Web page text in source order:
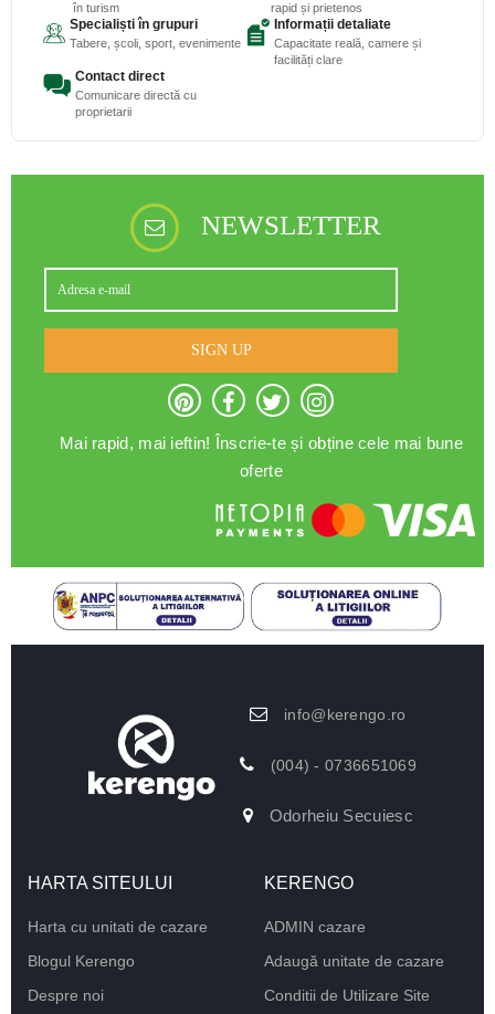
în turism
rapid și prietenos
Specialiști în grupuri
Tabere, școli, sport, evenimente
Informații detaliate
Capacitate reală, camere și
facilități clare
Contact direct
Comunicare directă cu
proprietarii
NEWSLETTER
SIGN UP
Mai rapid, mai ieftin! Înscrie-te și obține cele mai bune
oferte
info@kerengo.ro
(004) - 0736651069
Odorheiu Secuiesc
HARTA SITEULUI
Harta cu unitati de cazare
Blogul Kerengo
Despre noi
KERENGO
ADMIN cazare
Adaugă unitate de cazare
Conditii de Utilizare Site